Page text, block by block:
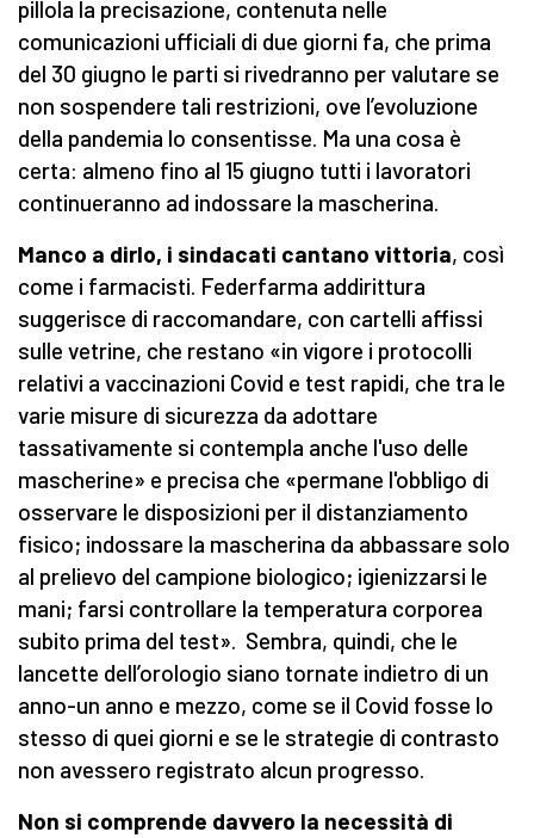
pillola la precisazione, contenuta nelle
comunicazioni ufficiali di due giorni fa, che prima
del 30 giugno le parti si rivedranno per valutare se
non sospendere tali restrizioni, ove l’evoluzione
della pandemia lo consentisse. Ma una cosa è
certa: almeno fino al 15 giugno tutti i lavoratori
continueranno ad indossare la mascherina.
Manco a dirlo, i sindacati cantano vittoria, così
come i farmacisti. Federfarma addirittura
suggerisce di raccomandare, con cartelli affissi
sulle vetrine, che restano «in vigore i protocolli
relativi a vaccinazioni Covid e test rapidi, che tra le
varie misure di sicurezza da adottare
tassativamente si contempla anche l'uso delle
mascherine» e precisa che «permane l'obbligo di
osservare le disposizioni per il distanziamento
fisico; indossare la mascherina da abbassare solo
al prelievo del campione biologico; igienizzarsi le
mani; farsi controllare la temperatura corporea
subito prima del test». Sembra, quindi, che le
lancette dell’orologio siano tornate indietro di un
anno-un anno e mezzo, come se il Covid fosse lo
stesso di quei giorni e se le strategie di contrasto
non avessero registrato alcun progresso.
Non si comprende davvero la necessità di